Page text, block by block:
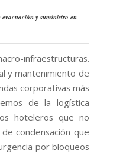
y suministro en
infraestructuras.
y mantenimiento de
corporativas más
de la logística
hoteleros que no
condensación que
por bloqueos